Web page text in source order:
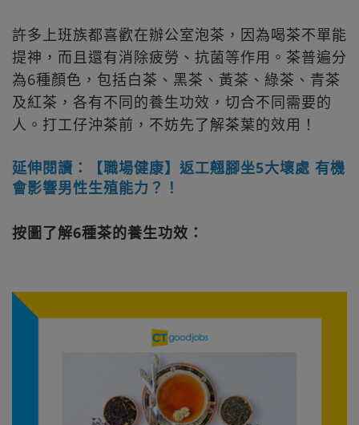
許多上班族都喜歡在辦公室泡茶，因為喝茶不單能
提神，而且還有消除疲勞、抗菌等作用。茶普遍分
為6種顏色，包括白茶、黑茶、黃茶、綠茶、青茶
及紅茶，各有不同的養生功效，切合不同需要的
人。打工仔沖茶前，不妨先了解茶葉的效用！
延伸閱讀：【職場健康】返工翹腳坐5大壞處 有機
會影響男性生殖能力？！
按圖了解6種茶的養生功效：